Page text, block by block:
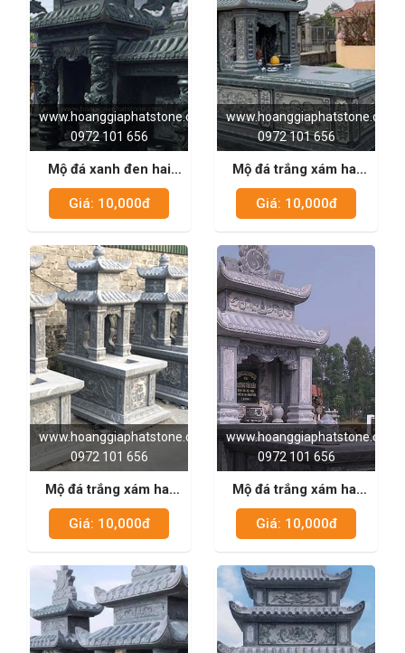
www.hoanggiaphatstone.com
0972 101 656
Mộ đá xanh đen hai
mái 01
Giá: 10,000đ
www.hoanggiaphatstone.com
0972 101 656
Mộ đá trắng xám hai
mái 01
Giá: 10,000đ
www.hoanggiaphatstone.com
0972 101 656
Mộ đá trắng xám hai
mái 02
Giá: 10,000đ
www.hoanggiaphatstone.com
0972 101 656
Mộ đá trắng xám hai
mái 03
Giá: 10,000đ